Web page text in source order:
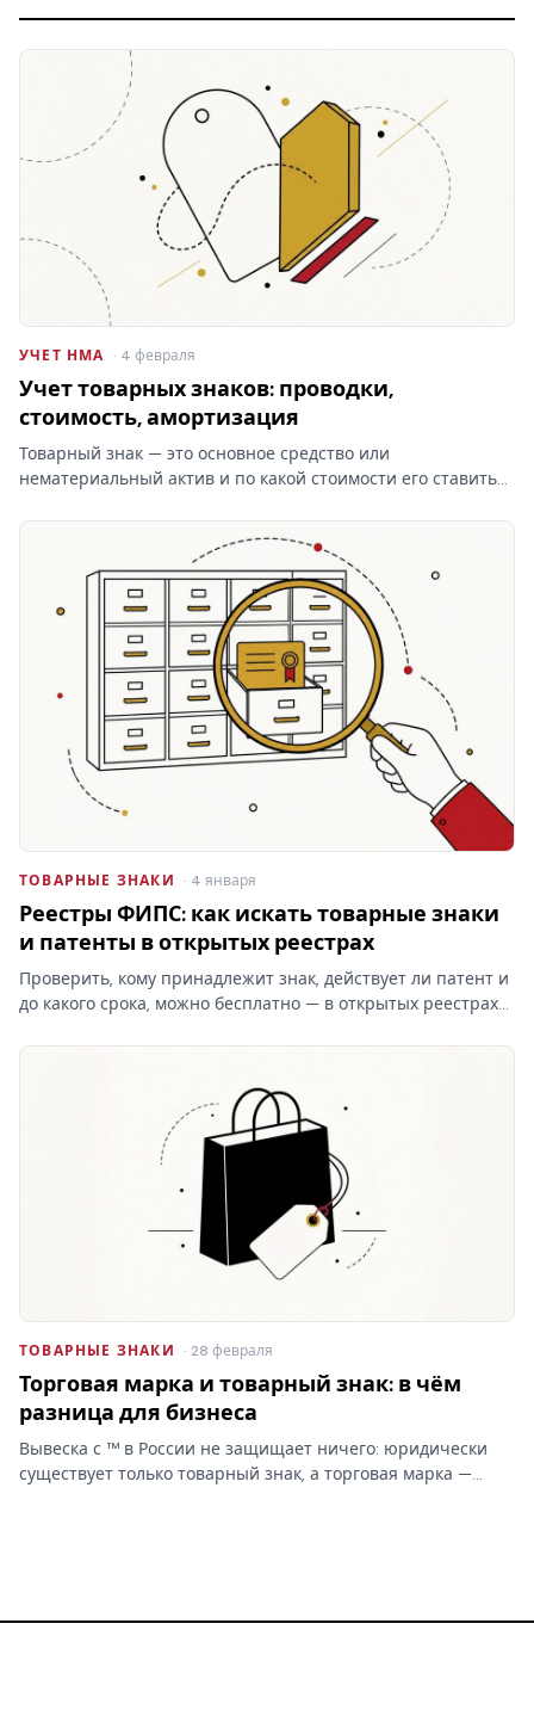
УЧЕТ НМА · 4 февраля
Учет товарных знаков: проводки,
стоимость, амортизация
Товарный знак — это основное средство или
нематериальный актив и по какой стоимости его ставить
при отказе Роспатента затраты на учёт товарных знаков
ТОВАРНЫЕ ЗНАКИ · 4 января
Реестры ФИПС: как искать товарные знаки
и патенты в открытых реестрах
Проверить, кому принадлежит знак, действует ли патент и
до какого срока, можно бесплатно — в открытых реестрах
институт, чем они отличаются от платного поиска и что в
ТОВАРНЫЕ ЗНАКИ · 28 февраля
Торговая марка и товарный знак: в чём
разница для бизнеса
Вывеска с ™ в России не защищает ничего: юридически
существует только товарный знак, а торговая марка —